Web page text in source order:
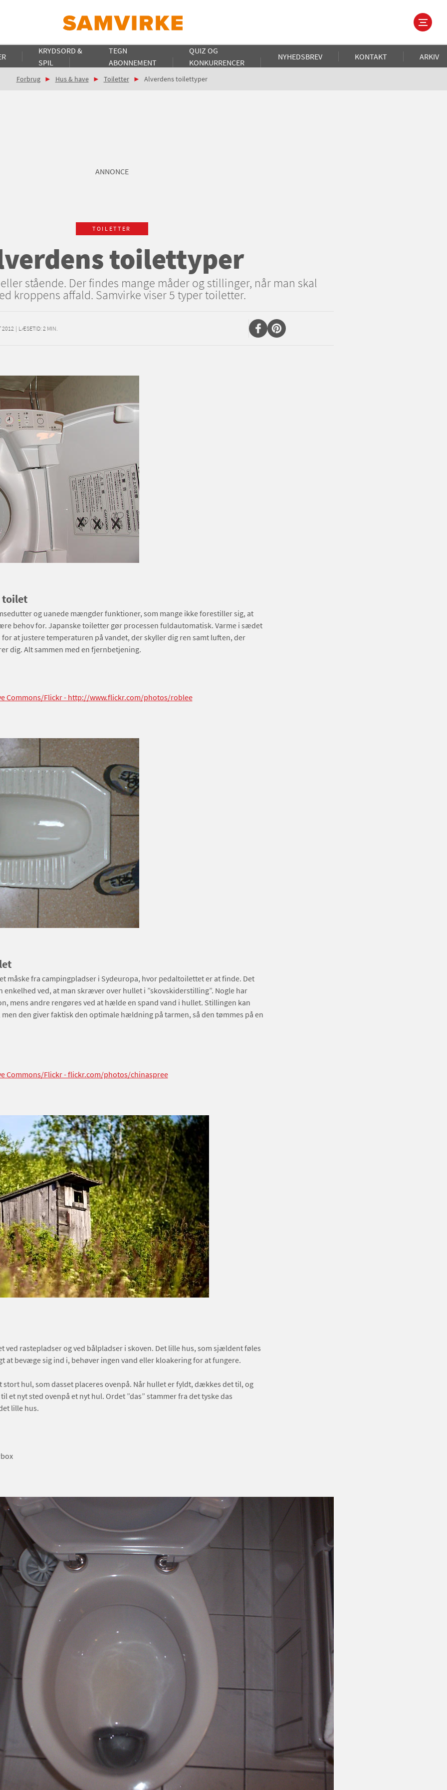
KRYDSORD &
SPIL
TEGN
ABONNEMENT
QUIZ OG
KONKURRENCER
NYHEDSBREV KONTAKT ARKIV
Forbrug Hus & have Toiletter Alverdens toilettyper
ANNONCE
TOILETTER
toilettyper
stående. Der findes mange måder og stillinger, når man skal
kroppens affald. Samvirke viser 5 typer toiletter.
2012 | LÆSETID: 2 MIN.
toilet
og uanede mængder funktioner, som mange ikke forestiller sig, at
behov for. Japanske toiletter gør processen fuldautomatisk. Varme i sædet
at justere temperaturen på vandet, der skyller dig ren samt luften, der
dig. Alt sammen med en fjernbetjening.
Commons/Flickr - http://www.flickr.com/photos/roblee
måske fra campingpladser i Sydeuropa, hvor pedaltoilettet er at finde. Det
enkelhed ved, at man skræver over hullet i ”skovskiderstilling”. Nogle har
mens andre rengøres ved at hælde en spand vand i hullet. Stillingen kan
men den giver faktisk den optimale hældning på tarmen, så den tømmes på en
Commons/Flickr - flickr.com/photos/chinaspree
ved rastepladser og ved bålpladser i skoven. Det lille hus, som sjældent føles
at bevæge sig ind i, behøver ingen vand eller kloakering for at fungere.
stort hul, som dasset placeres ovenpå. Når hullet er fyldt, dækkes det til, og
et nyt sted ovenpå et nyt hul. Ordet ”das” stammer fra det tyske das
lille hus.